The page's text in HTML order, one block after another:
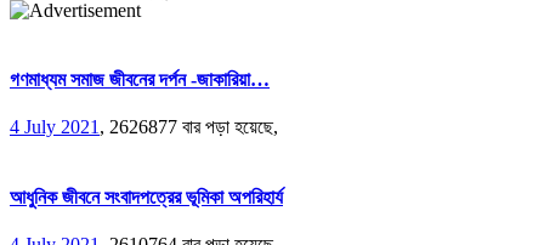
গণমাধ্যম সমাজ জীবনের দর্পন -জাকারিয়া…
4 July 2021 , 2626877 বার পড়া হয়েছে,
আধুনিক জীবনে সংবাদপত্রের ভূমিকা অপরিহার্য